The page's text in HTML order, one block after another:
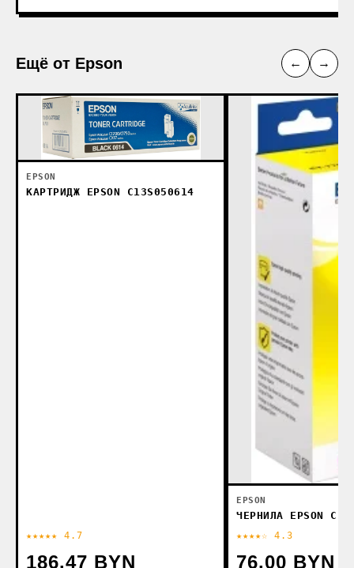
Ещё от Epson ← →
EPSON
КАРТРИДЖ EPSON C13S050614
★★★★★ 4.7
186.47 BYN
EPSON
ЧЕРНИЛА EPSON
★★★★☆ 4.3
76.00 BYN